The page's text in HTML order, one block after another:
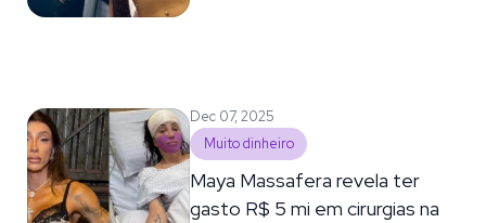
Dec 07, 2025
Muito dinheiro
Maya Massafera revela ter
gasto R$ 5 mi em cirurgias na